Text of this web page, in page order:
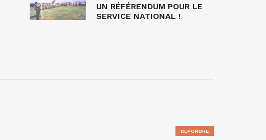
UN RÉFÉRENDUM POUR LE
SERVICE NATIONAL !
RÉPONDRE